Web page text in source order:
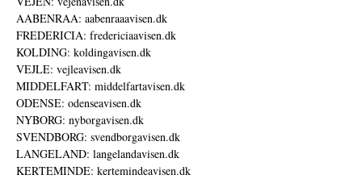
AABENRAA: aabenraaavisen.dk
FREDERICIA: fredericiaavisen.dk
KOLDING: koldingavisen.dk
VEJLE: vejleavisen.dk
MIDDELFART: middelfartavisen.dk
ODENSE: odenseavisen.dk
NYBORG: nyborgavisen.dk
SVENDBORG: svendborgavisen.dk
LANGELAND: langelandavisen.dk
KERTEMINDE: kertemindeavisen.dk